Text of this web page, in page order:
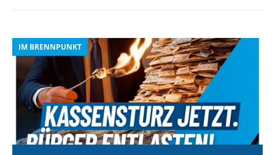
IM BRENNPUNKT